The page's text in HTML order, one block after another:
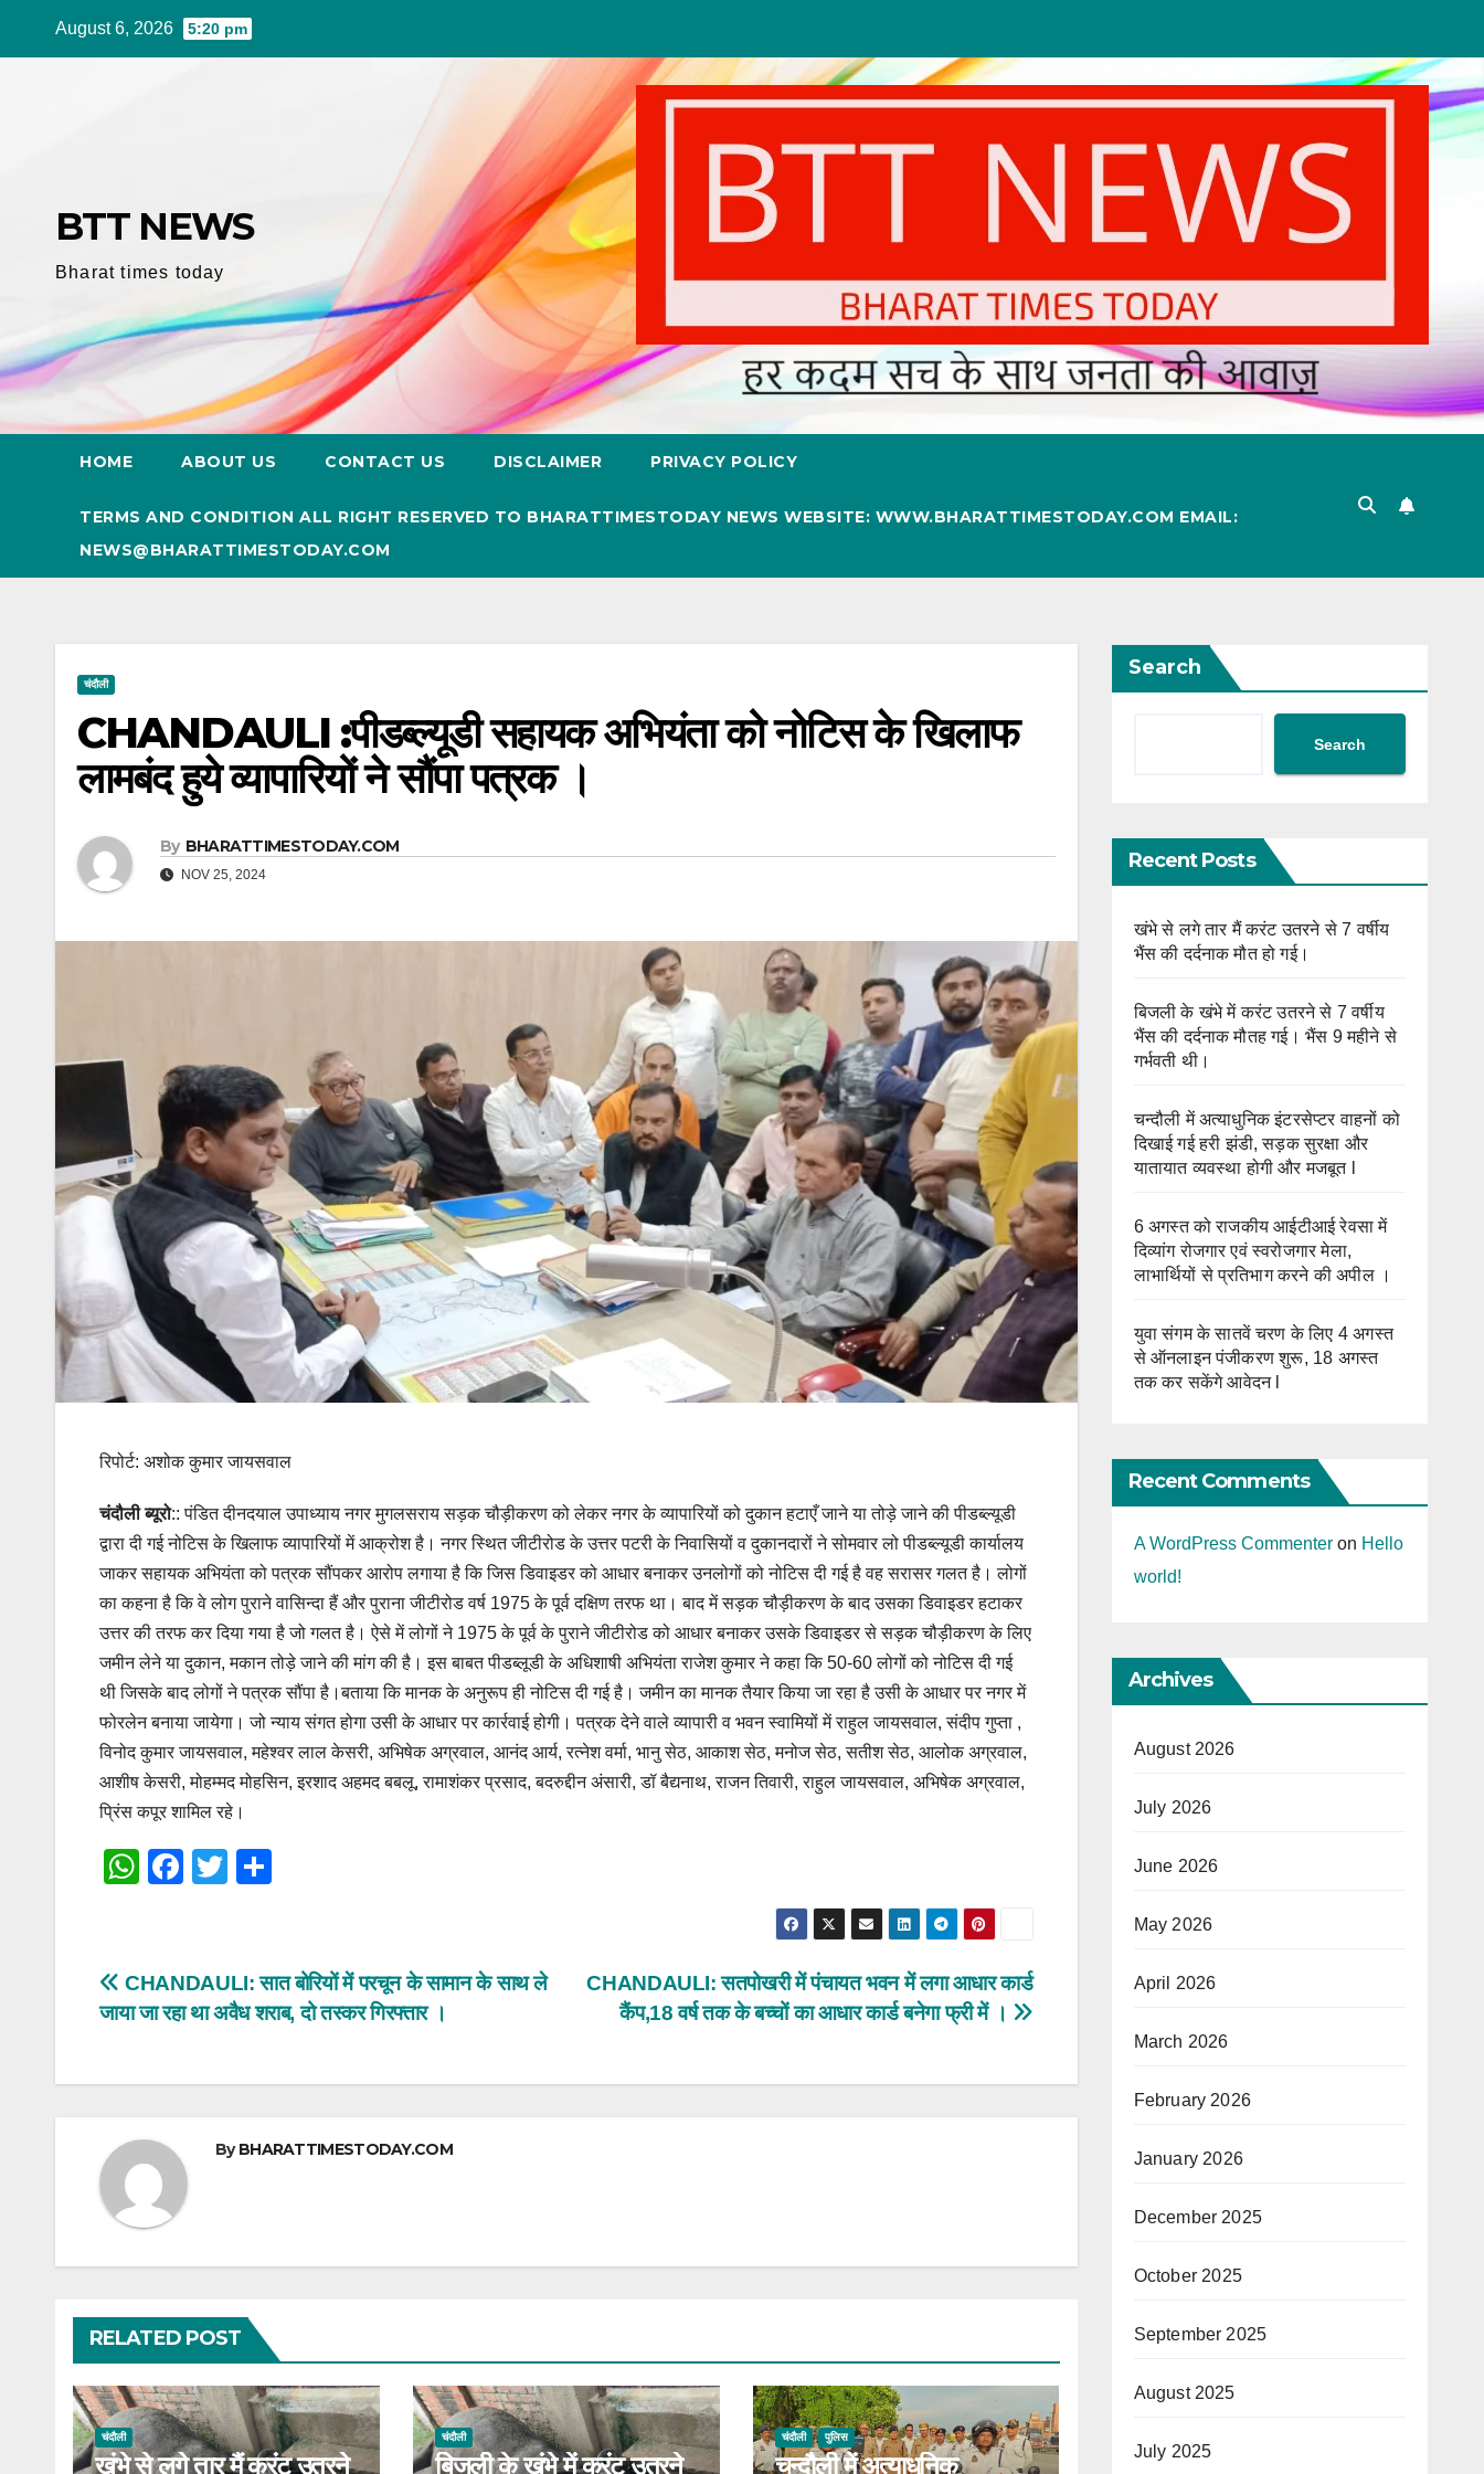
August 6, 2026 5:20 pm
BTT NEWS
Bharat times today
HOME ABOUT US CONTACT US DISCLAIMER PRIVACY POLICY
TERMS AND CONDITION ALL RIGHT RESERVED TO BHARATTIMESTODAY NEWS WEBSITE: WWW.BHARATTIMESTODAY.COM EMAIL:
NEWS@BHARATTIMESTODAY.COM
चंदौली
CHANDAULI :पीडब्ल्यूडी सहायक अभियंता को नोटिस के खिलाफ
लामबंद हुये व्यापारियों ने सौंपा पत्रक ।
By BHARATTIMESTODAY.COM
NOV 25, 2024
रिपोर्ट: अशोक कुमार जायसवाल
चंदौली ब्यूरो:: पंडित दीनदयाल उपाध्याय नगर मुगलसराय सड़क चौड़ीकरण को लेकर नगर के व्यापारियों को दुकान हटाएँ जाने या तोड़े जाने की पीडब्ल्यूडी
द्वारा दी गई नोटिस के खिलाफ व्यापारियों में आक्रोश है। नगर स्थित जीटीरोड के उत्तर पटरी के निवासियों व दुकानदारों ने सोमवार लो पीडब्ल्यूडी कार्यालय
जाकर सहायक अभियंता को पत्रक सौंपकर आरोप लगाया है कि जिस डिवाइडर को आधार बनाकर उनलोगों को नोटिस दी गई है वह सरासर गलत है। लोगों
का कहना है कि वे लोग पुराने वासिन्दा हैं और पुराना जीटीरोड वर्ष 1975 के पूर्व दक्षिण तरफ था। बाद में सड़क चौड़ीकरण के बाद उसका डिवाइडर हटाकर
उत्तर की तरफ कर दिया गया है जो गलत है। ऐसे में लोगों ने 1975 के पूर्व के पुराने जीटीरोड को आधार बनाकर उसके डिवाइडर से सड़क चौड़ीकरण के लिए
जमीन लेने या दुकान, मकान तोड़े जाने की मांग की है। इस बाबत पीडब्लूडी के अधिशाषी अभियंता राजेश कुमार ने कहा कि 50-60 लोगों को नोटिस दी गई
थी जिसके बाद लोगों ने पत्रक सौंपा है।बताया कि मानक के अनुरूप ही नोटिस दी गई है। जमीन का मानक तैयार किया जा रहा है उसी के आधार पर नगर में
फोरलेन बनाया जायेगा। जो न्याय संगत होगा उसी के आधार पर कार्रवाई होगी। पत्रक देने वाले व्यापारी व भवन स्वामियों में राहुल जायसवाल, संदीप गुप्ता ,
विनोद कुमार जायसवाल, महेश्वर लाल केसरी, अभिषेक अग्रवाल, आनंद आर्य, रत्नेश वर्मा, भानु सेठ, आकाश सेठ, मनोज सेठ, सतीश सेठ, आलोक अग्रवाल,
आशीष केसरी, मोहम्मद मोहसिन, इरशाद अहमद बबलू, रामाशंकर प्रसाद, बदरुद्दीन अंसारी, डॉ बैद्यनाथ, राजन तिवारी, राहुल जायसवाल, अभिषेक अग्रवाल,
प्रिंस कपूर शामिल रहे।
W
s
A
p
F
e
b
o
T
er e
Post
navigation
CHANDAULI: सतपोखरी में पंचायत भवन में लगा आधार कार्ड
कैंप,18 वर्ष तक के बच्चों का आधार कार्ड बनेगा फ्री में ।
CHANDAULI: सात बोरियों में परचून के सामान के साथ ले
जाया जा रहा था अवैध शराब, दो तस्कर गिरफ्तार ।
ByBHARATTIMESTODAY.COM
RELATED POST
चंदौली
खंभे से लगे तार मैं करंट उतरने
चंदौली
बिजली के खंभे में करंट उतरने
चंदौली पुलिस
चन्दौली में अत्याधुनिक
Search
Search
Recent Posts
खंभे से लगे तार मैं करंट उतरने से 7 वर्षीय
भैंस की दर्दनाक मौत हो गई।
बिजली के खंभे में करंट उतरने से 7 वर्षीय
भैंस की दर्दनाक मौतह गई। भैंस 9 महीने से
गर्भवती थी।
चन्दौली में अत्याधुनिक इंटरसेप्टर वाहनों को
दिखाई गई हरी झंडी, सड़क सुरक्षा और
यातायात व्यवस्था होगी और मजबूत l
6 अगस्त को राजकीय आईटीआई रेवसा में
दिव्यांग रोजगार एवं स्वरोजगार मेला,
लाभार्थियों से प्रतिभाग करने की अपील ।
युवा संगम के सातवें चरण के लिए 4 अगस्त
से ऑनलाइन पंजीकरण शुरू, 18 अगस्त
तक कर सकेंगे आवेदन l
Recent Comments
A WordPress Commenteron Hello
world!
Archives
August 2026
July 2026
June 2026
May 2026
April 2026
March 2026
February 2026
January 2026
December 2025
October 2025
September 2025
August 2025
July 2025